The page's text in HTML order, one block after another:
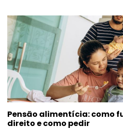
Pensão alimentícia: como
direito e como pedir